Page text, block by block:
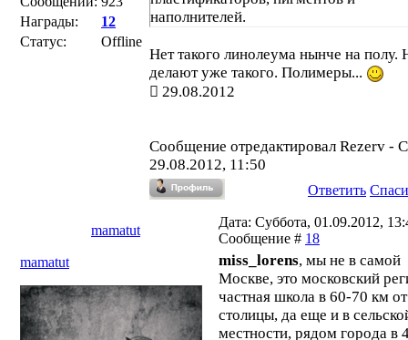
Награды:
12
Статус:
Offline
наполнителей.
Нет такого линолеума нынче на полу.
делают уже такого. Полимеры...
29.08.2012
Сообщение отредактировал Rezerv -
29.08.2012, 11:50
Ответить
mamatut
Дата: Суббота, 01.09.2012,
Сообщение # 18
mamatut
miss_lorens, мы не в самой
Москве, это московский
частная школа в 60-70 км от
столицы, да еще и в
местности, рядом города в